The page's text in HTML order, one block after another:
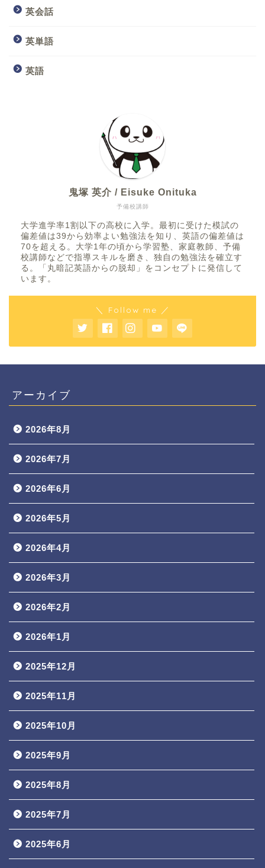
英会話
英単語
英語
予備校講師
鬼塚 英介 / Eisuke Onituka
大学進学率1割以下の高校に入学。最初に受けた模試の
偏差値は39から効率よい勉強法を知り、英語の偏差値は
70を超える。大学1年の頃から学習塾、家庭教師、予備
校講師などで指導スキルを磨き、独自の勉強法を確立す
る。「丸暗記英語からの脱却」をコンセプトに発信して
います。
＼ Follow me ／
アーカイブ
2026年8月
2026年7月
2026年6月
2026年5月
2026年4月
2026年3月
2026年2月
2026年1月
2025年12月
2025年11月
2025年10月
2025年9月
2025年8月
2025年7月
2025年6月